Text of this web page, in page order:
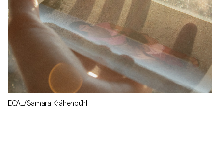
ECAL/Samara Krähenbühl